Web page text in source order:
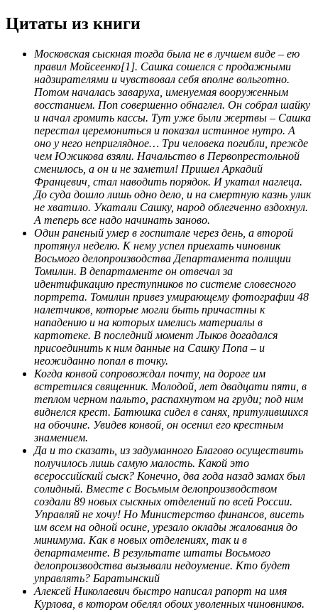
Цитаты из книги
Московская сыскная тогда была не в лучшем виде – ею
правил Мойсеенко[1]. Сашка сошелся с продажными
надзирателями и чувствовал себя вполне вольготно.
Потом началась заваруха, именуемая вооруженным
восстанием. Поп совершенно обнаглел. Он собрал шайку
и начал громить кассы. Тут уже были жертвы – Сашка
перестал церемониться и показал истинное нутро. А
оно у него неприглядное… Три человека погибли, прежде
чем Южикова взяли. Начальство в Первопрестольной
сменилось, а он и не заметил! Пришел Аркадий
Францевич, стал наводить порядок. И укатал наглеца.
До суда дошло лишь одно дело, и на смертную казнь улик
не хватило. Укатали Сашку, народ облегченно вздохнул.
А теперь все надо начинать заново.
Один раненый умер в госпитале через день, а второй
протянул неделю. К нему успел приехать чиновник
Восьмого делопроизводства Департамента полиции
Томилин. В департаменте он отвечал за
идентификацию преступников по системе словесного
портрета. Томилин привез умирающему фотографии 48
налетчиков, которые могли быть причастны к
нападению и на которых имелись материалы в
картотеке. В последний момент Лыков догадался
присоединить к ним данные на Сашку Попа – и
неожиданно попал в точку.
Когда конвой сопровождал почту, на дороге им
встретился священник. Молодой, лет двадцати пяти, в
теплом черном пальто, распахнутом на груди; под ним
виднелся крест. Батюшка сидел в санях, притулившихся
на обочине. Увидев конвой, он осенил его крестным
знамением.
Да и то сказать, из задуманного Благово осуществить
получилось лишь самую малость. Какой это
всероссийский сыск? Конечно, два года назад замах был
солидный. Вместе с Восьмым делопроизводством
создали 89 новых сыскных отделений по всей России.
Управляй не хочу! Но Министерство финансов, висеть
им всем на одной осине, урезало оклады жалования до
минимума. Как в новых отделениях, так и в
департаменте. В результате штаты Восьмого
делопроизводства вызывали недоумение. Кто будет
управлять? Баратынский
Алексей Николаевич быстро написал рапорт на имя
Курлова, в котором обелял обоих уволенных чиновников.